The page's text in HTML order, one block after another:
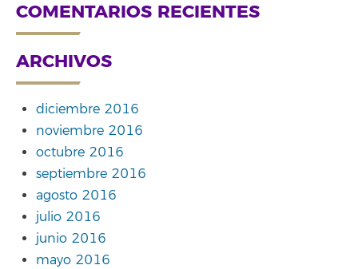
COMENTARIOS RECIENTES
ARCHIVOS
diciembre 2016
noviembre 2016
octubre 2016
septiembre 2016
agosto 2016
julio 2016
junio 2016
mayo 2016